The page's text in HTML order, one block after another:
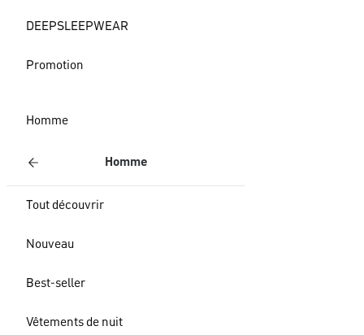
DEEPSLEEPWEAR
Promotion
Homme
Homme
Tout découvrir
Nouveau
Best-seller
Vêtements de nuit